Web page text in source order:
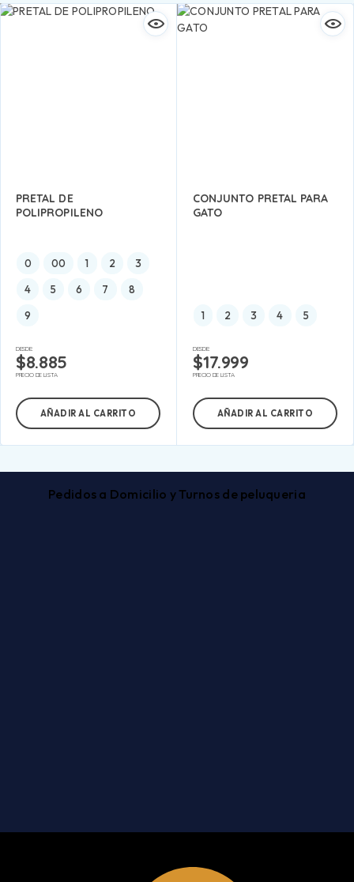
PRETAL DE
POLIPROPILENO
0 00 1 2 3
4 5 6 7 8
9
DESDE:
$8.885
PRECIO DE LISTA
AÑADIR AL CARRITO
CONJUNTO PRETAL PARA
GATO
1 2 3 4 5
DESDE:
$17.999
PRECIO DE LISTA
AÑADIR AL CARRITO
Pedidos a Domicilio y Turnos de peluqueria